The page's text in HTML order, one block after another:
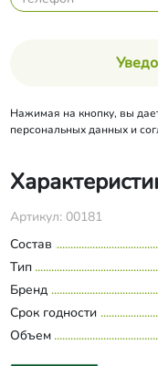
Нажимая на кнопку, вы
персональных данных и
Артикул: 00181
Состав
Тип
Бренд
Срок годности
Объем